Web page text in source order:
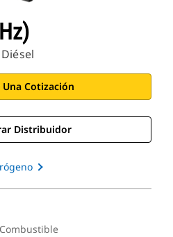
Cotización
Distribuidor